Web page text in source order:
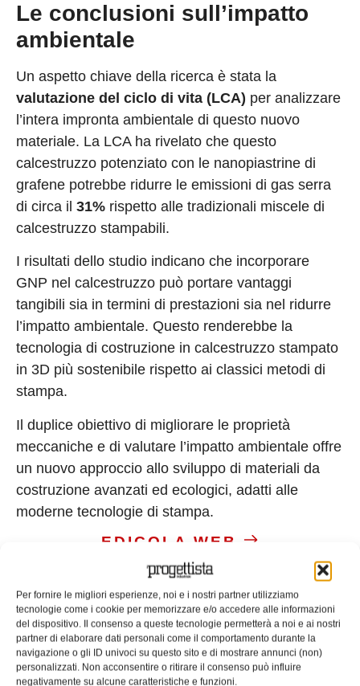
Per fornire le migliori esperienze, noi e i nostri partner utilizziamo
tecnologie come i cookie per memorizzare e/o accedere alle informazioni
del dispositivo. Il consenso a queste tecnologie permetterà a noi e ai nostri
partner di elaborare dati personali come il comportamento durante la
navigazione o gli ID univoci su questo sito e di mostrare annunci (non)
personalizzati. Non acconsentire o ritirare il consenso può influire
negativamente su alcune caratteristiche e funzioni.
Le conclusioni sull’impatto
ambientale
Un aspetto chiave della ricerca è stata la
valutazione del ciclo di vita (LCA) per analizzare
l’intera impronta ambientale di questo nuovo
materiale. La LCA ha rivelato che questo
calcestruzzo potenziato con le nanopiastrine di
grafene potrebbe ridurre le emissioni di gas serra
di circa il 31% rispetto alle tradizionali miscele di
calcestruzzo stampabili.
I risultati dello studio indicano che incorporare
GNP nel calcestruzzo può portare vantaggi
tangibili sia in termini di prestazioni sia nel ridurre
l’impatto ambientale. Questo renderebbe la
tecnologia di costruzione in calcestruzzo stampato
in 3D più sostenibile rispetto ai classici metodi di
stampa.
Il duplice obiettivo di migliorare le proprietà
meccaniche e di valutare l’impatto ambientale offre
un nuovo approccio allo sviluppo di materiali da
costruzione avanzati ed ecologici, adatti alle
moderne tecnologie di stampa.
EDICOLA WEB
ISCRIVITI ALLA NEWSLETTER